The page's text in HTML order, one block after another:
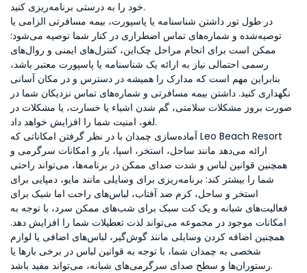
خود را به درستی برنامه‌ریزی کنید.
در طول تور داشتن شناسنامه یا پاسپورت، بیمه مسافرتی الزامی یا
توصیه‌شده و شماره‌های تماس اضطراری در کنار شما توصیه می‌شود:
ممکن است برای انجام مراحل چک‌این، کنترل‌های ایمنی و روال‌های
رسمی احتمالی نیاز به ارائه یک شناسنامه یا پاسپورت معتبر باشد،
بنابراین مهم است که مدارک را همیشه در دسترس و در مکان آسانی
نگهداری کنید. داشتن بیمه مسافرتی و شماره‌های تماس نزدیکان شما در
صورت بروز مشکلات سلامتی، گم شدن اشیاء یا خسارت، یا مشکلات در
لغو، امنیت شما را افزایش خواهد داد.
آماده‌سازی چمدان با در نظر گرفتن امکاناتی که Leo Beach Resort
ارائه می‌دهد مانند ساحل، استخر، اسپا، بار و امکانات سرگرمی و
همچنین قوانین لباس و شدت صدای ممکن در برنامه‌ها، می‌تواند راحتی
شما را بیشتر کند: برنامه‌ریزی برای وسایلی مانند مایو، دمپایی برای
استخر و ساحل، کرم ضد آفتاب، لباس‌های راحت اما شیک برای
فعالیت‌های شبانه و یک کت سبک برای شب‌های ممکن سرد، با توجه به
امکانات موجود در مجموعه می‌تواند لذت تعطیلات شما را افزایش دهد.
همچنین اضافه کردن وسایلی مانند گوش‌گیر، لباس‌های اضافی یا لوازم
شخصی به چمدان شما، با توجه به قوانین لباس در برخی بارها یا
رستوران‌ها و سطح صدای سرگرمی‌های شبانه، می‌تواند مفید باشد.